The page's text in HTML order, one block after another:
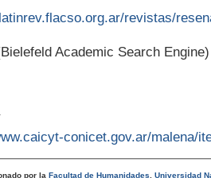
revistas/
Academic Search Engine)
conicet.gov.ar/malena/
por laFacultad de Humanidades ,Universidad